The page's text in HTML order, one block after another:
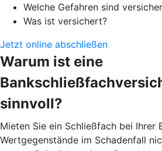
Welche Gefahren sind
Was ist versichert?
Jetzt online abschließen
Warum ist eine
sinnvoll?
Mieten Sie ein Schließfach bei Ihrer
Wertgegenstände im Schadenfall